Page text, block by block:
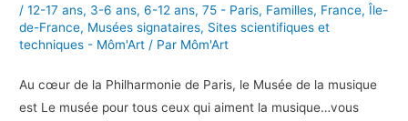
/12-17 ans, 3-6 ans,6-12 ans,75 - Paris, Familles, France,Île-
de-France, Musées signataires, Sites scientifiques et
techniques - Môm'Art / Par Môm'Art
Au cœur de la Philharmonie de Paris, le Musée de la musique
est Le musée pour tous ceux qui aiment la musique…vous